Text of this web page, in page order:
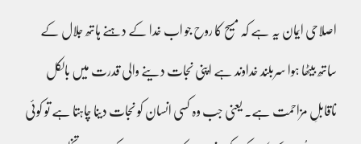
اصلاحی ایمان یہ ہے کہ مسیح کا روح جو اب خدا کے دہنے ہاتھ جلال کے
ساتھ بیٹھا ہوا سربلند خداوند ہے اپنی نجات دینے والی قدرت میں بالکل
ناقابلِ مزاحمت ہے۔ یعنی جب وہ کسی انسان کو نجات دینا چاہتا ہے تو کوئی